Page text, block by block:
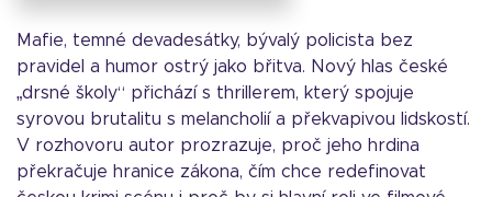
Mafie, temné devadesátky, bývalý policista bez
pravidel a humor ostrý jako břitva. Nový hlas české
„drsné školy“ přichází s thrillerem, který spojuje
syrovou brutalitu s melancholií a překvapivou lidskostí.
V rozhovoru autor prozrazuje, proč jeho hrdina
překračuje hranice zákona, čím chce redefinovat